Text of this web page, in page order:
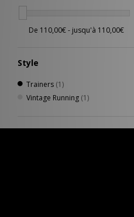
Style
Trainers (1)
Vintage Running (1)